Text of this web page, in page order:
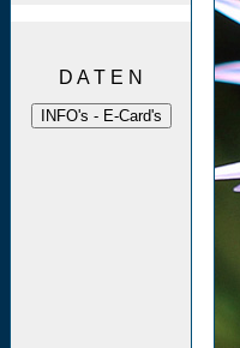
D A T E N